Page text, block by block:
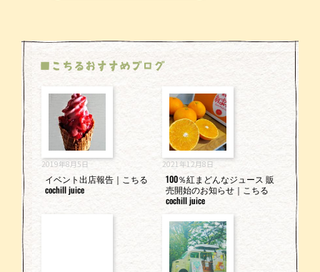
■こちるおすすめブログ
2019年8月5日
イベント出店報告｜こちる
cochill juice
2021年12月8日
100％紅まどんなジュース 販
売開始のお知らせ｜こちる
cochill juice